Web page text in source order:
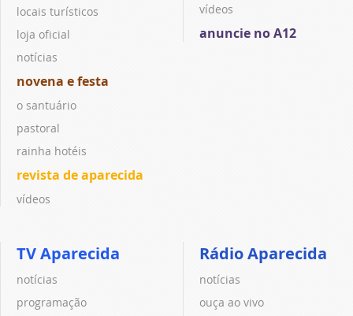
locais turísticos
loja oficial
notícias
novena e festa
o santuário
pastoral
rainha hotéis
revista de aparecida
vídeos
vídeos
anuncie no A12
TV Aparecida
notícias
programação
Rádio Aparecida
notícias
ouça ao vivo